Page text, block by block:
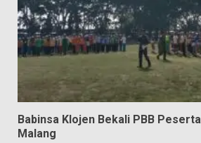
Babinsa Klojen Bekali PBB
Malang